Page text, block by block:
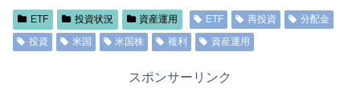
ETF 投資状況 資産運用 ETF 再投資
分配金
投資
米国 米国株 複利 資産運用
スポンサーリンク